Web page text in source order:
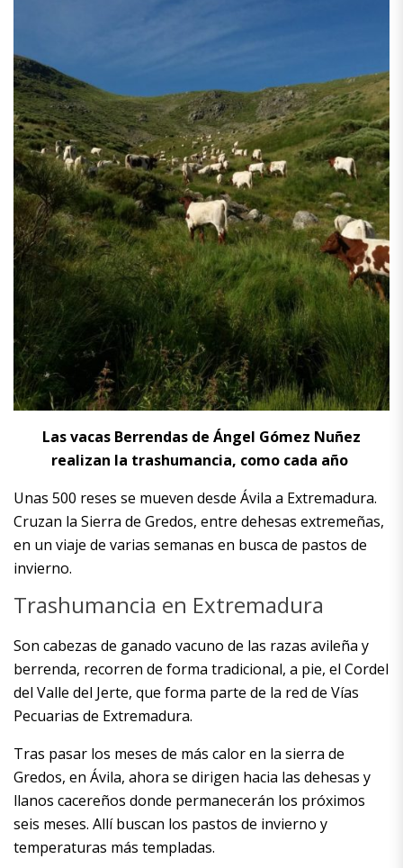
Las vacas Berrendas de Ángel Gómez Nuñez
realizan la trashumancia, como cada año
Unas 500 reses se mueven desde Ávila a Extremadura.
Cruzan la Sierra de Gredos, entre dehesas extremeñas,
en un viaje de varias semanas en busca de pastos de
invierno.
Trashumancia en Extremadura
Son cabezas de ganado vacuno de las razas avileña y
berrenda, recorren de forma tradicional, a pie, el Cordel
del Valle del Jerte, que forma parte de la red de Vías
Pecuarias de Extremadura.
Tras pasar los meses de más calor en la sierra de
Gredos, en Ávila, ahora se dirigen hacia las dehesas y
llanos cacereños donde permanecerán los próximos
seis meses. Allí buscan los pastos de invierno y
temperaturas más templadas.